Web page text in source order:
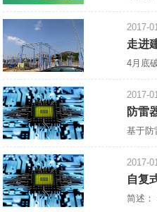
2017-
走进
2017-
防雷
2017-
自复